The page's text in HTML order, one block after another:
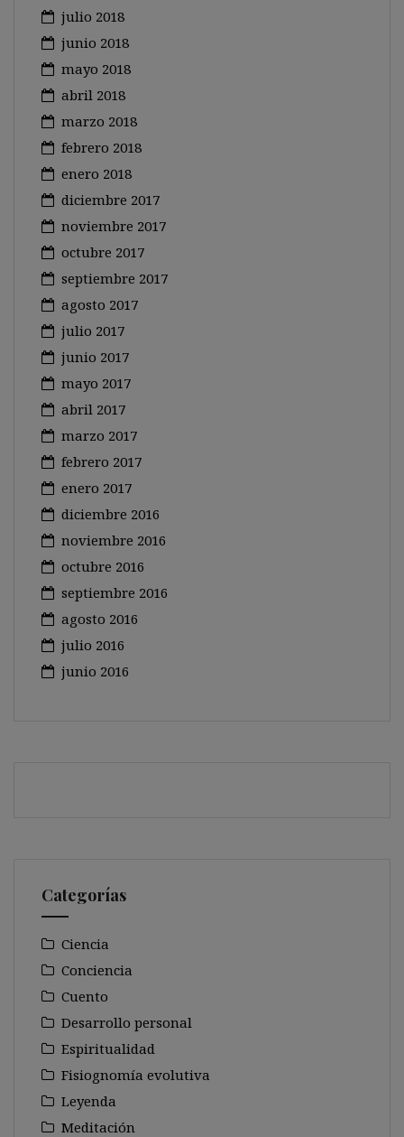
julio 2018
junio 2018
mayo 2018
abril 2018
marzo 2018
febrero 2018
enero 2018
diciembre 2017
noviembre 2017
octubre 2017
septiembre 2017
agosto 2017
julio 2017
junio 2017
mayo 2017
abril 2017
marzo 2017
febrero 2017
enero 2017
diciembre 2016
noviembre 2016
octubre 2016
septiembre 2016
agosto 2016
julio 2016
junio 2016
Categorías
Ciencia
Conciencia
Cuento
Desarrollo personal
Espiritualidad
Fisiognomía evolutiva
Leyenda
Meditación